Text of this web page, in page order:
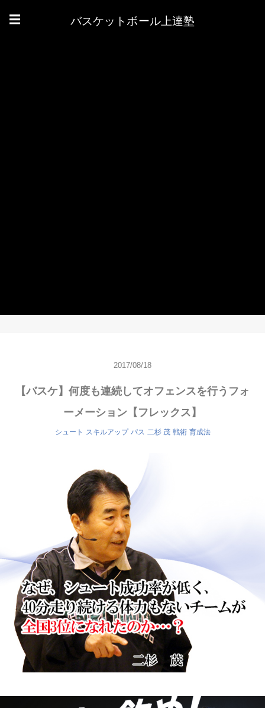
☰ バスケットボール上達塾
2017/08/18
【バスケ】何度も連続してオフェンスを行うフォ
ーメーション【フレックス】
シュート スキルアップ パス 二杉 茂 戦術 育成法